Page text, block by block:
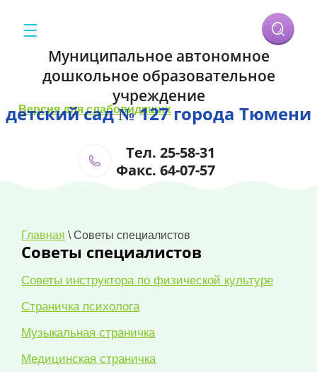
Муниципальное автономное
дошкольное образовательное
учреждение
детский сад № 127 города Тюмени
Тел. 25-58-31
Факс. 64-07-57
Версия для слабовидящих
Главная \ Советы специалистов
Советы специалистов
Советы инструктора по физической культуре
Страничка психолога
Музыкальная страничка
Медицинская страничка